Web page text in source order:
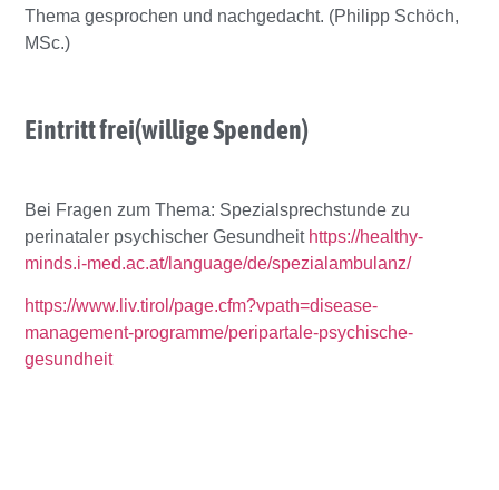
Thema gesprochen und nachgedacht. (Philipp Schöch,
MSc.)
Eintritt frei(willige Spenden)
Bei Fragen zum Thema: Spezialsprechstunde zu
perinataler psychischer Gesundheit https://healthy-
minds.i-med.ac.at/language/de/spezialambulanz/
https://www.liv.tirol/page.cfm?vpath=disease-
management-programme/peripartale-psychische-
gesundheit